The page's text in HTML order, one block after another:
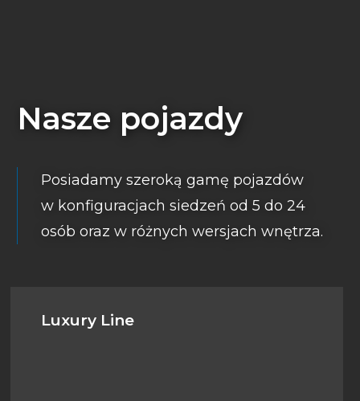
Nasze pojazdy
Posiadamy szeroką gamę pojazdów
w konfiguracjach siedzeń od 5 do 24
osób oraz w różnych wersjach wnętrza.
Luxury Line